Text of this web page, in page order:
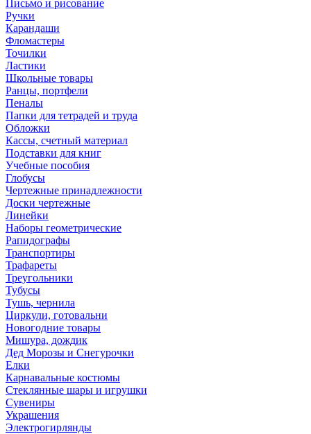
Письмо и рисование
Ручки
Карандаши
Фломастеры
Точилки
Ластики
Школьные товары
Ранцы, портфели
Пеналы
Папки для тетрадей и труда
Обложки
Кассы, счетный материал
Подставки для книг
Учебные пособия
Глобусы
Чертежные принадлежности
Доски чертежные
Линейки
Наборы геометрические
Рапидографы
Транспортиры
Трафареты
Треугольники
Тубусы
Тушь, чернила
Циркули, готовальни
Новогодние товары
Мишура, дождик
Дед Морозы и Снегурочки
Елки
Карнавальные костюмы
Стеклянные шары и игрушки
Сувениры
Украшения
Электрогирлянды